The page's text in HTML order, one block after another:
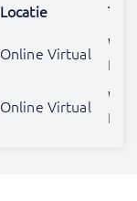
Locatie
Online Virtual
Online Virtual